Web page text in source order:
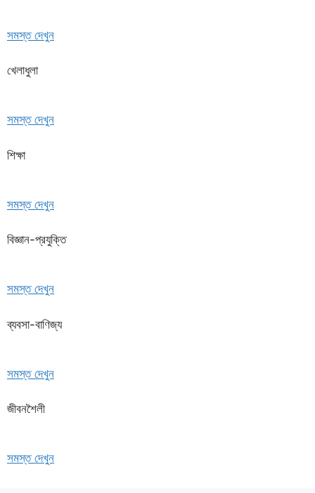
সমস্ত দেখুন
খেলাধুলা
সমস্ত দেখুন
শিক্ষা
সমস্ত দেখুন
বিজ্ঞান-প্রযুক্তি
সমস্ত দেখুন
ব্যবসা-বাণিজ্য
সমস্ত দেখুন
জীবনশৈলী
সমস্ত দেখুন